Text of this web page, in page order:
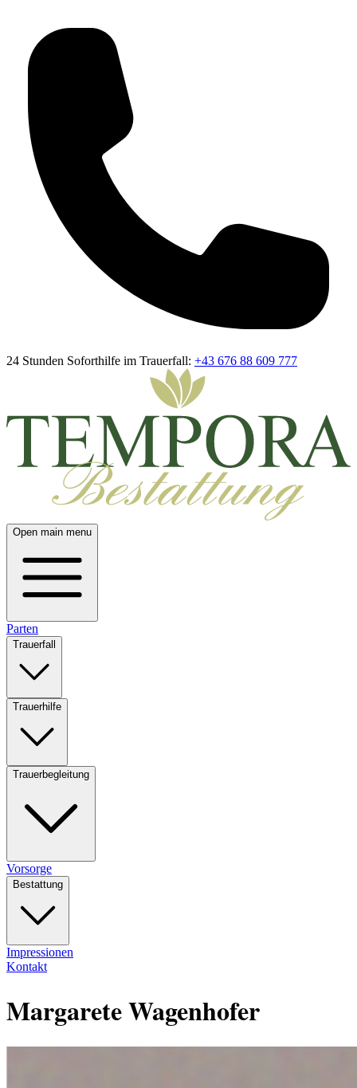
24 Stunden Soforthilfe im Trauerfall: +43 676 88 609 777
Open main menu
Parten
Trauerfall
Trauerhilfe
Trauerbegleitung
Vorsorge
Bestattung
Impressionen
Kontakt
Margarete Wagenhofer